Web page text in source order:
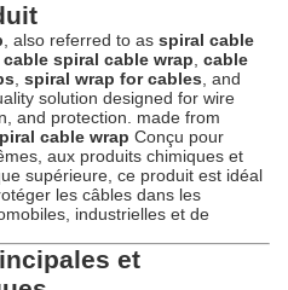
, also referred to as spiral cable
spiral cable wrap cable
spiral wrap for cables , and
solution designed for wire
and protection. made from
cable wrap Conçu pour
aux produits chimiques et
supérieure, ce produit est idéal
les câbles dans les
industrielles et de
et